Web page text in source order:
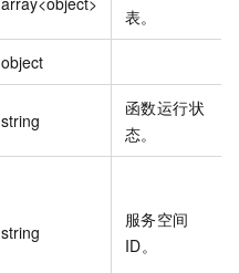
表。
object
string
函数运行状
态。
string
服务空间
ID。